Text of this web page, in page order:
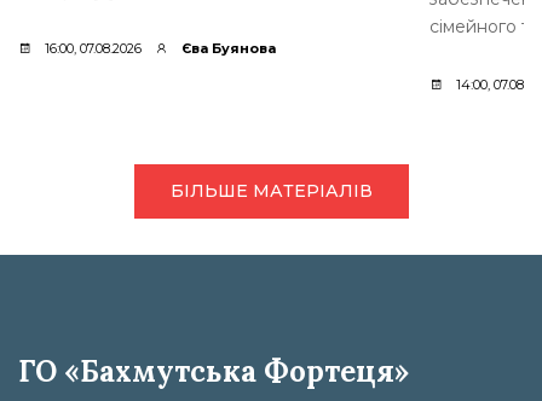
16:00, 07.08.2026 Єва Буянова
сімейного
14:00,
БІЛЬШЕ МАТЕРІАЛІВ
ГО «Бахмутська Фортеця»